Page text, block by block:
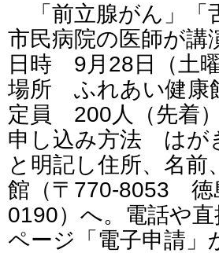
「前立腺がん」「
市民病院の医師が講
日時 9月28日（土
場所 ふれあい健康
定員 200人（先着）
申し込み方法 はが
と明記し住所、名
館（〒770-8053 徳
0190）へ。電話や
ページ「電子申請」